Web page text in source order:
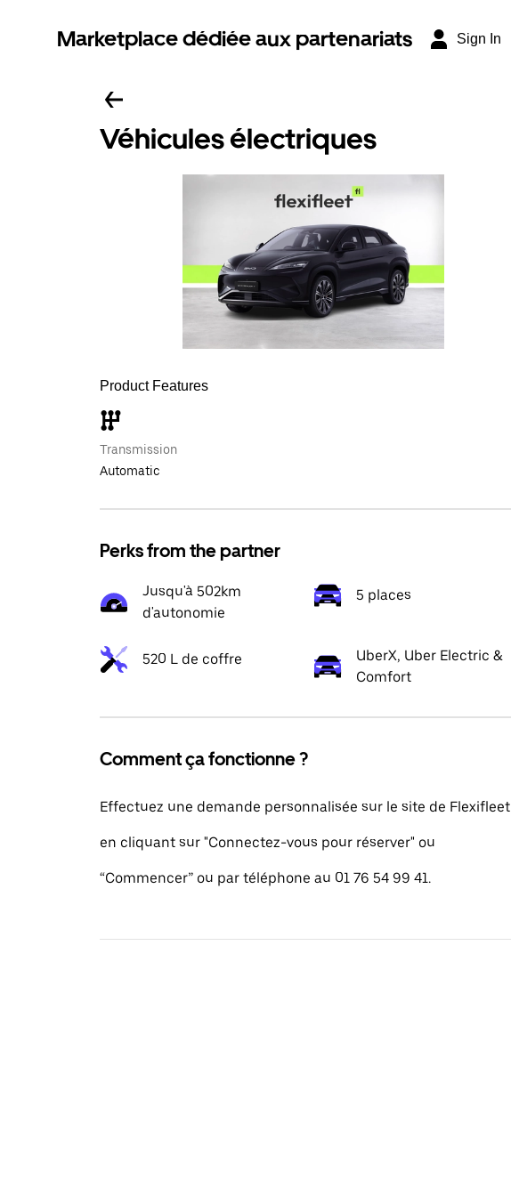
Marketplace dédiée aux partenariats Sign In
Véhicules électriques
Product Features
Transmission
Automatic
Perks from the partner
Jusqu'à 502km
d'autonomie
5 places
520 L de coffre
UberX, Uber Electric &
Comfort
Comment ça fonctionne ?
Effectuez une demande personnalisée sur le site de Flexifleet
en cliquant sur "Connectez-vous pour réserver" ou
“Commencer” ou par téléphone au 01 76 54 99 41.